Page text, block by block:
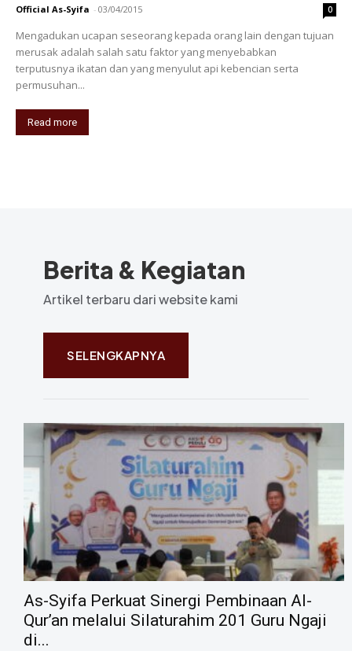
Official As-Syifa - 03/04/2015 0
Mengadukan ucapan seseorang kepada orang lain dengan tujuan
merusak adalah salah satu faktor yang menyebabkan
terputusnya ikatan dan yang menyulut api kebencian serta
permusuhan...
Read more
Berita & Kegiatan
Artikel terbaru dari website kami
SELENGKAPNYA
As-Syifa Perkuat Sinergi Pembinaan Al-
Qur’an melalui Silaturahim 201 Guru Ngaji
di...